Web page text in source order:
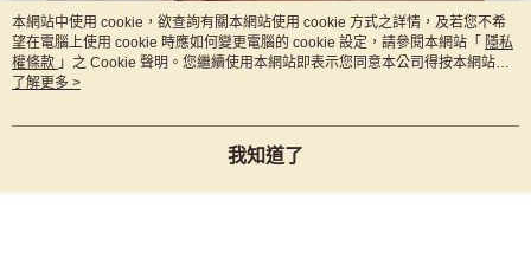
本網站中使用 cookie，欲查詢有關本網站使用 cookie 方式之詳情，及若您不希
望在電腦上使用 cookie 時應如何變更電腦的 cookie 設定，請參閱本網站「 隱私
權條款 」之 Cookie 聲明。您繼續使用本網站即表示您同意本公司得按本網站使
用條款之 Cookie 聲明使用 cookie。
了解更多 >
我知道了